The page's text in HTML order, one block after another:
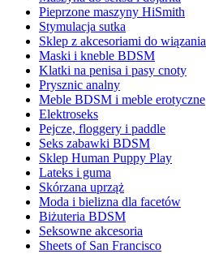
Pieprzone maszyny HiSmith
Stymulacja sutka
Sklep z akcesoriami do wiązania
Maski i kneble BDSM
Klatki na penisa i pasy cnoty
Prysznic analny
Meble BDSM i meble erotyczne
Elektroseks
Pejcze, floggery i paddle
Seks zabawki BDSM
Sklep Human Puppy Play
Lateks i guma
Skórzana uprząż
Moda i bielizna dla facetów
Biżuteria BDSM
Seksowne akcesoria
Sheets of San Francisco